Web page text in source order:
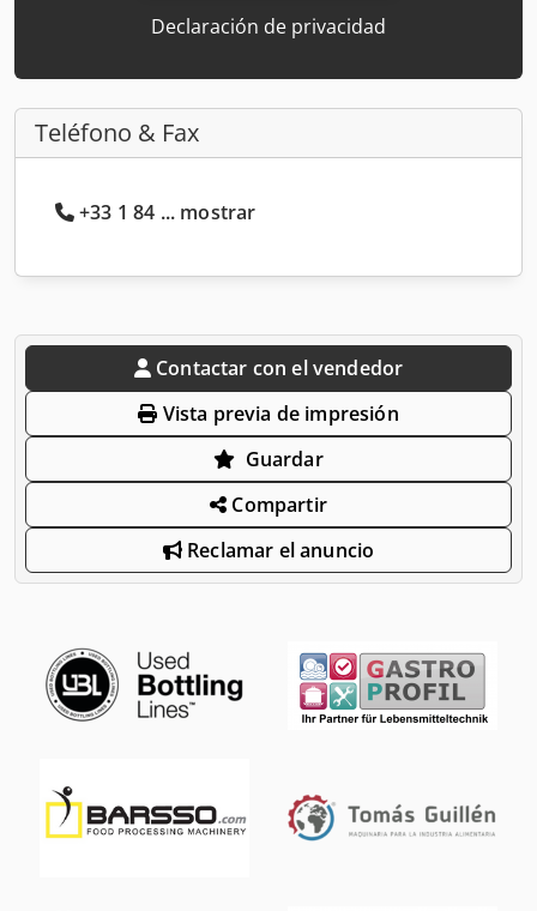
Declaración de privacidad
Teléfono & Fax
+33 1 84 ... mostrar
Contactar con el vendedor
Vista previa de impresión
Guardar
Compartir
Reclamar el anuncio